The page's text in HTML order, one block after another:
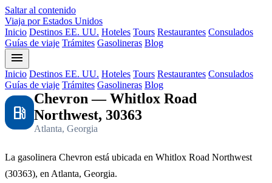
Saltar al contenido
Viaja por Estados Unidos
Inicio Destinos EE. UU. Hoteles Tours Restaurantes Consulados
Guías de viaje Trámites Gasolineras Blog
menu
Inicio Destinos EE. UU. Hoteles Tours Restaurantes Consulados
Guías de viaje Trámites Gasolineras Blog
local_gas_station
Chevron — Whitlox Road
Northwest, 30363
Atlanta, Georgia
La gasolinera Chevron está ubicada en Whitlox Road Northwest
(30363), en Atlanta, Georgia.